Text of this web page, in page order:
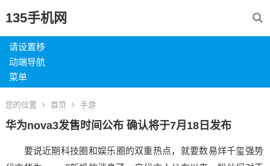
135手机网
请设置移
动端导航
菜单
您的位置 首页 手游
华为nova3发售时间公布 确认将于7月18日发布
要说近期科技圈和娱乐圈的双重热点，就要数易烊千玺强势